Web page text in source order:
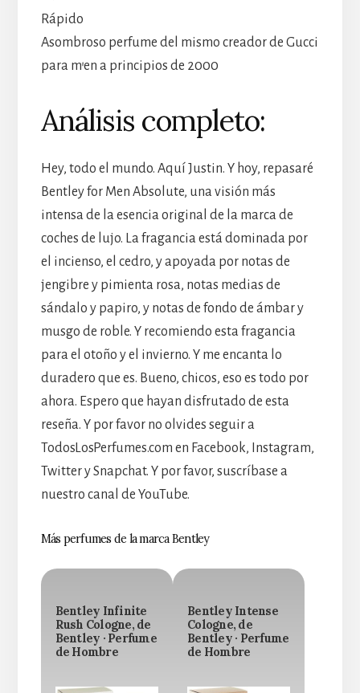
Rápido
Asombroso perfume del mismo creador de Gucci
para m’en a principios de 2000
Análisis completo:
Hey, todo el mundo. Aquí Justin. Y hoy, repasaré
Bentley for Men Absolute, una visión más
intensa de la esencia original de la marca de
coches de lujo. La fragancia está dominada por
el incienso, el cedro, y apoyada por notas de
jengibre y pimienta rosa, notas medias de
sándalo y papiro, y notas de fondo de ámbar y
musgo de roble. Y recomiendo esta fragancia
para el otoño y el invierno. Y me encanta lo
duradero que es. Bueno, chicos, eso es todo por
ahora. Espero que hayan disfrutado de esta
reseña. Y por favor no olvides seguir a
TodosLosPerfumes.com en Facebook, Instagram,
Twitter y Snapchat. Y por favor, suscríbase a
nuestro canal de YouTube.
Más perfumes de la marca Bentley
Bentley Infinite
Rush Cologne, de
Bentley · Perfume
de Hombre
Bentley Intense
Cologne, de
Bentley · Perfume
de Hombre